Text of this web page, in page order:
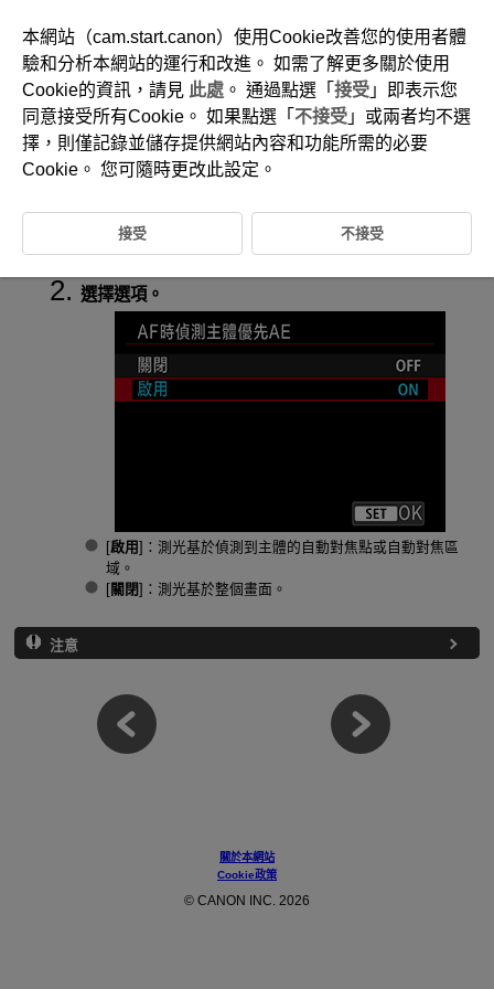
D388-077
自動對焦期間優先主體自動曝光
選擇選項。
[啟用]：測光基於偵測到主體的自動對焦點或自動對焦區
域。
[關閉]：測光基於整個畫面。
注意
關於本網站
Cookie政策
© CANON INC. 2026
本網站（cam.start.canon）使用Cookie改善您的使用者體
驗和分析本網站的運行和改進。 如需了解更多關於使用
Cookie的資訊，請見 此處 。 通過點選「 接受 」即表示您
同意接受所有Cookie。 如果點選「 不接受 」或兩者均不選
擇，則僅記錄並儲存提供網站內容和功能所需的必要
Cookie。 您可隨時更改此設定。
接受 不接受